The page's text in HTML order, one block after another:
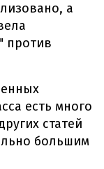
а
против
есть много
статей
большим